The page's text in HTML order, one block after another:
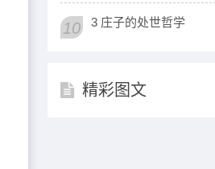
10 3 庄子的处世哲学
精彩图文